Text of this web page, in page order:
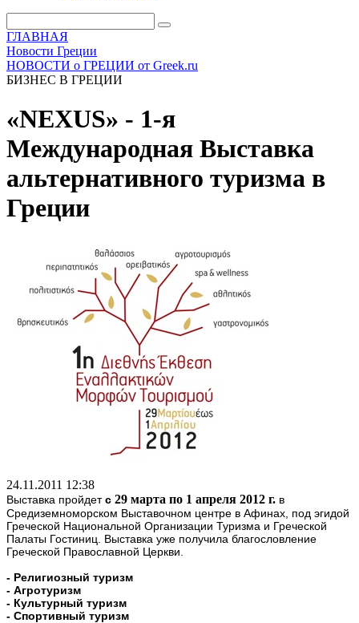
ГЛАВНАЯ
Новости Греции
НОВОСТИ о ГРЕЦИИ от Greek.ru
БИЗНЕС В ГРЕЦИИ
«NEXUS» - 1-я
Международная Выставка
альтернативного туризма в
Греции
24.11.2011 12:38
Выставка пройдетc 29 марта по 1 апреля 2012 г. в
Средиземноморском Выставочном центре в Афинах, под эгидой
Греческой Национальной Организации Туризма и Греческой
Палаты Гостиниц. Выставка уже получила благословление
Греческой Православной Церкви.
- Религиозный туризм
- Агротуризм
- Культурный туризм
- Спортивный туризм